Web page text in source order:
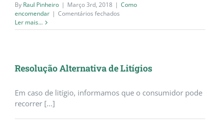
By Raul Pinheiro | Março 3rd, 2018 | Como
encomendar | Comentários fechados
encomendar?
Ler mais...
Resolução Alternativa de Litígios
Em caso de litígio, informamos que o consumidor pode
recorrer [...]